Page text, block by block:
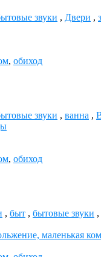
звуки , Двери ,
, обиход
звуки , ванна ,
, обиход
, быт , бытовые звуки ,
маленькая